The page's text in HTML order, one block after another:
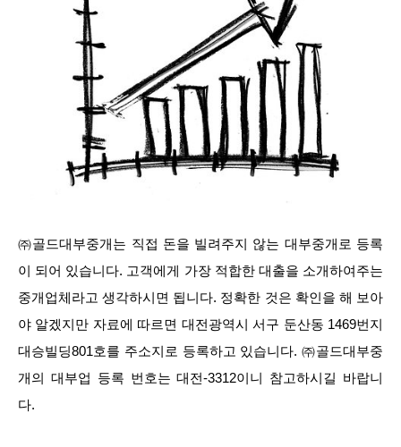
㈜골드대부중개는 직접 돈을 빌려주지 않는 대부중개로 등록
이 되어 있습니다. 고객에게 가장 적합한 대출을 소개하여주는
중개업체라고 생각하시면 됩니다. 정확한 것은 확인을 해 보아
야 알겠지만 자료에 따르면 대전광역시 서구 둔산동 1469번지
대승빌딩801호를 주소지로 등록하고 있습니다. ㈜골드대부중
개의 대부업 등록 번호는 대전-3312이니 참고하시길 바랍니
다.